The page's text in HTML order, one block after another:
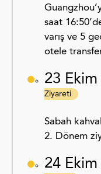
saat
varış ve 5
otele
23
Ziyareti
Sabah
2. Dönem
24